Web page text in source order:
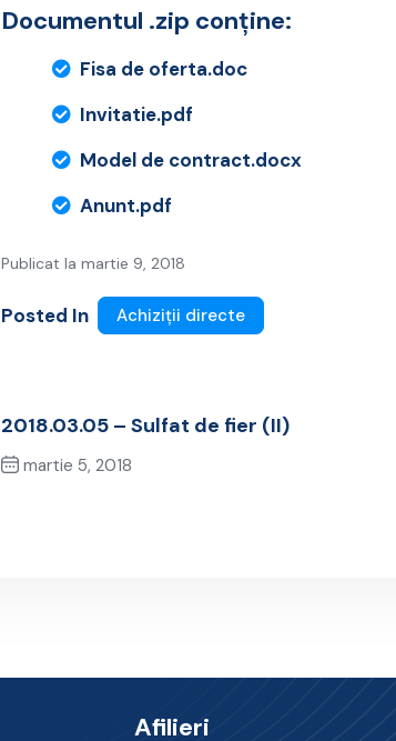
Documentul .zip conține:
Fisa de oferta.doc
Invitatie.pdf
Model de contract.docx
Anunt.pdf
Publicat la martie 9, 2018
Posted In Achiziții directe
2018.03.05 – Sulfat de fier (II)
martie 5, 2018
Afilieri